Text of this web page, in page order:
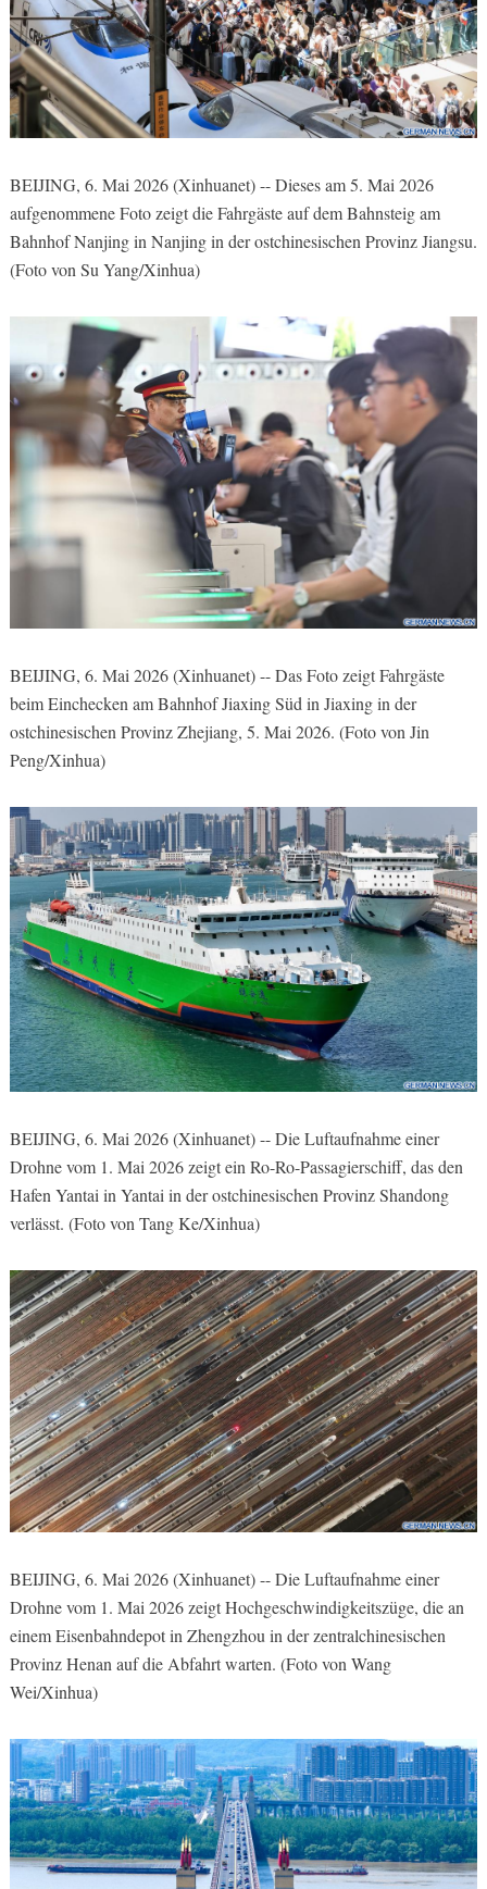
BEIJING, 6. Mai 2026 (Xinhuanet) -- Dieses am 5. Mai 2026
aufgenommene Foto zeigt die Fahrgäste auf dem Bahnsteig am
Bahnhof Nanjing in Nanjing in der ostchinesischen Provinz Jiangsu.
(Foto von Su Yang/Xinhua)
BEIJING, 6. Mai 2026 (Xinhuanet) -- Das Foto zeigt Fahrgäste
beim Einchecken am Bahnhof Jiaxing Süd in Jiaxing in der
ostchinesischen Provinz Zhejiang, 5. Mai 2026. (Foto von Jin
Peng/Xinhua)
BEIJING, 6. Mai 2026 (Xinhuanet) -- Die Luftaufnahme einer
Drohne vom 1. Mai 2026 zeigt ein Ro-Ro-Passagierschiff, das den
Hafen Yantai in Yantai in der ostchinesischen Provinz Shandong
verlässt. (Foto von Tang Ke/Xinhua)
BEIJING, 6. Mai 2026 (Xinhuanet) -- Die Luftaufnahme einer
Drohne vom 1. Mai 2026 zeigt Hochgeschwindigkeitszüge, die an
einem Eisenbahndepot in Zhengzhou in der zentralchinesischen
Provinz Henan auf die Abfahrt warten. (Foto von Wang
Wei/Xinhua)